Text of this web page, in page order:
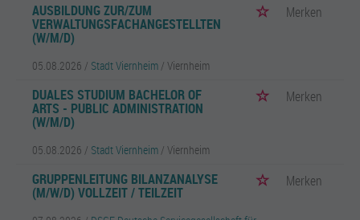
AUSBILDUNG ZUR/ZUM
VERWALTUNGSFACHANGESTELLTEN
(W/M/D)
Merken
05.08.2026 / Stadt Viernheim / Viernheim
DUALES STUDIUM BACHELOR OF
ARTS - PUBLIC ADMINISTRATION
(W/M/D)
Merken
05.08.2026 / Stadt Viernheim / Viernheim
GRUPPENLEITUNG BILANZANALYSE
(M/W/D) VOLLZEIT / TEILZEIT
Merken